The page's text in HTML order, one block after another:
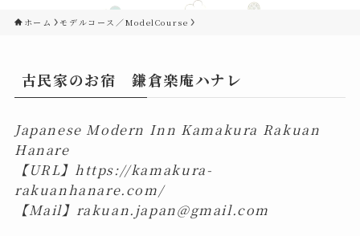
ホーム モデルコース／ModelCourse
古民家のお宿 鎌倉楽庵ハナレ
Japanese Modern Inn Kamakura Rakuan
Hanare
【URL】 https://kamakura-
rakuanhanare.com/
【Mail】 rakuan.japan@gmail.com